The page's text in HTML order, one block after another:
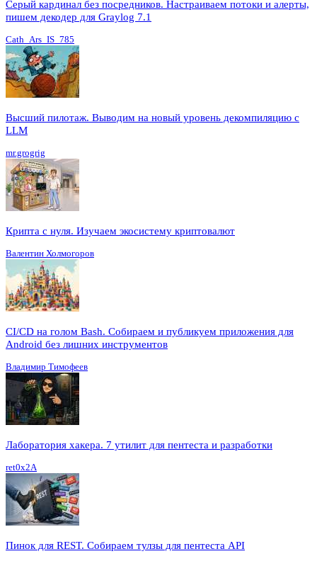
Серый кардинал без посредников. Настраиваем потоки и алерты,
пишем декодер для Graylog 7.1
Cath_Ars_IS_785
Высший пилотаж. Выводим на новый уровень декомпиляцию с
LLM
mr.grogrig
Крипта с нуля. Изучаем экосистему криптовалют
Валентин Холмогоров
CI/CD на голом Bash. Собираем и публикуем приложения для
Android без лишних инструментов
Владимир Тимофеев
Лаборатория хакера. 7 утилит для пентеста и разработки
ret0x2A
Пинок для REST. Собираем тулзы для пентеста API